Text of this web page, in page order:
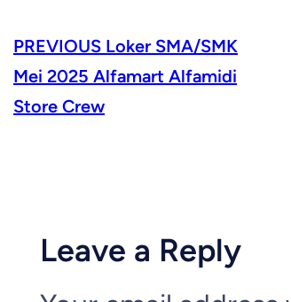
PREVIOUS Loker SMA/SMK
Mei 2025 Alfamart Alfamidi
Store Crew
Leave a Reply